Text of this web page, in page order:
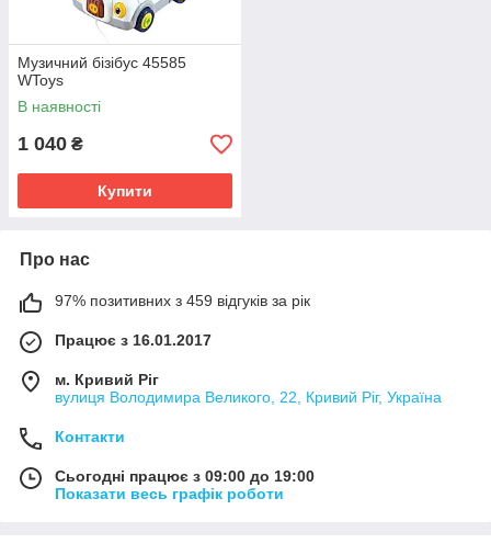
Музичний бізібус 45585
WToys
В наявності
1 040 ₴
Купити
Про нас
97% позитивних з 459 відгуків за рік
Працює з 16.01.2017
м. Кривий Ріг
вулиця Володимира Великого, 22, Кривий Ріг, Україна
Контакти
Сьогодні працює з 09:00 до 19:00
Показати весь графік роботи